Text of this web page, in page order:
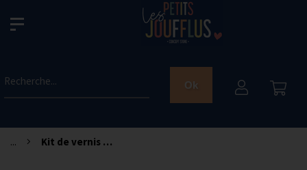
Recherche... Ok
... Kit de vernis à ongles 2 en 1 - Kiss Kiss